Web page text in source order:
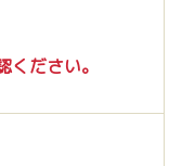
ださい。